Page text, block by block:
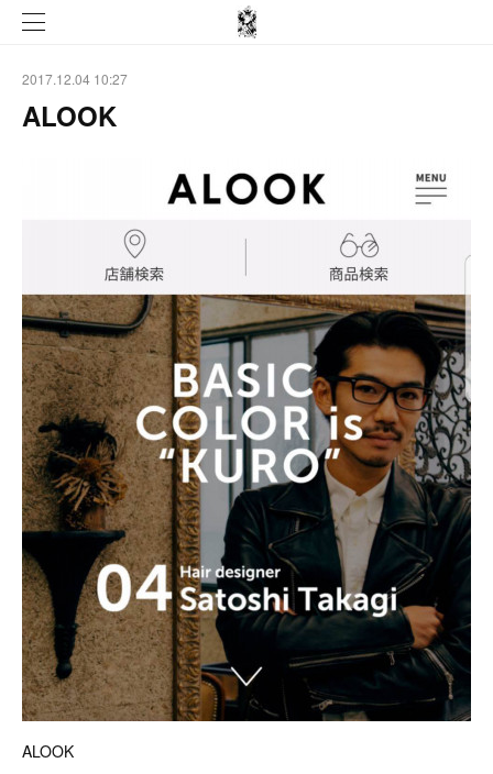
2017.12.04 10:27
ALOOK
ALOOK